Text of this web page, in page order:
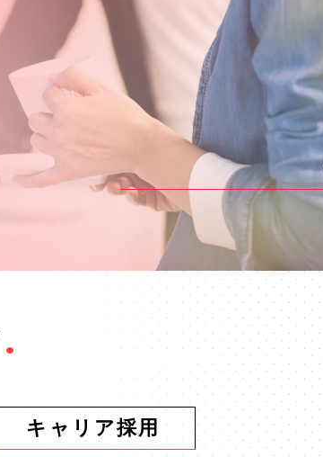
.
キャリア採用